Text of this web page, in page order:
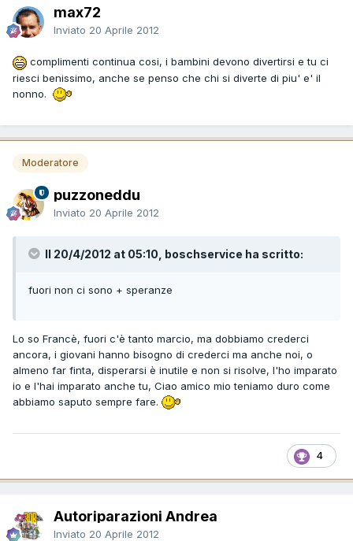
max72
Inviato 20 Aprile 2012
complimenti continua cosi, i bambini devono divertirsi e tu ci
riesci benissimo, anche se penso che chi si diverte di piu' e' il
nonno.
Moderatore
puzzoneddu
Inviato 20 Aprile 2012
Il 20/4/2012 at 05:10, boschservice ha scritto:
fuori non ci sono + speranze
Lo so Francè, fuori c'è tanto marcio, ma dobbiamo crederci
ancora, i giovani hanno bisogno di crederci ma anche noi, o
almeno far finta, disperarsi è inutile e non si risolve, l'ho imparato
io e l'hai imparato anche tu, Ciao amico mio teniamo duro come
abbiamo saputo sempre fare.
4
Autoriparazioni Andrea
Inviato 20 Aprile 2012